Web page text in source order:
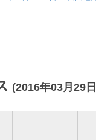
(2016年03月29